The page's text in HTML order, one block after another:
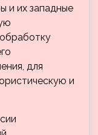
и их западные
для
и